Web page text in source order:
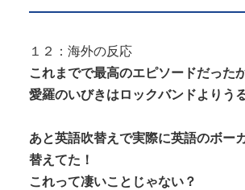
１２：海外の反応
これまでで最高のエピソードだった
愛羅のいびきはロックバンドよりう
あと英語吹替えで実際に英語のボー
替えてた！
これって凄いことじゃない？